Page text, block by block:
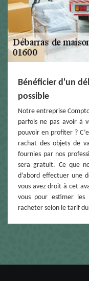
Bénéficier d'un
possible
Notre entreprise
parfois ne pas avoir à
pouvoir en profiter ?
rachat des objets de
fournies par nos
sera gratuit. Ce que
d’abord effectuer une
vous avez droit à cet
vous pour estimer les
racheter selon le tarif